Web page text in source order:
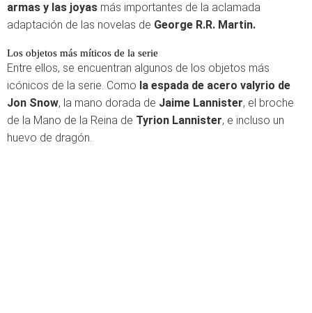
armas y las joyas más importantes de la aclamada
adaptación de las novelas de George R.R. Martin.
Los objetos más míticos de la serie
Entre ellos, se encuentran algunos de los objetos más
icónicos de la serie. Como la espada de acero valyrio de
Jon Snow, la mano dorada de Jaime Lannister, el broche
de la Mano de la Reina de Tyrion Lannister, e incluso un
huevo de dragón.